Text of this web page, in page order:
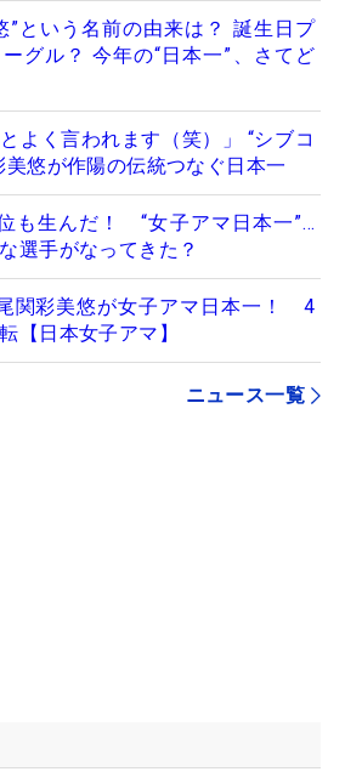
”という名前の由来は？ 誕生日プ
グル？ 今年の“日本一”、さてど
よく言われます（笑）」 “シブコ
美悠が作陽の伝統つなぐ日本一
も生んだ！ “女子アマ日本一”…
選手がなってきた？
関彩美悠が女子アマ日本一！ 4
【日本女子アマ】
ニュース一覧